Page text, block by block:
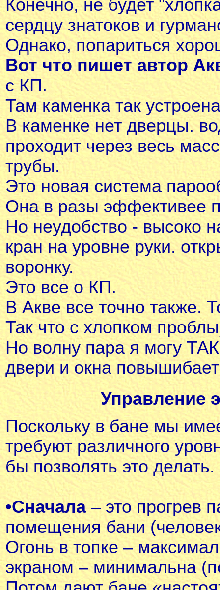
Конечно, не будет
сердцу знатоков и
Однако, попариться
Вот что пишет автор
с КП.
Там каменка так
В каменке нет дверцы.
проходит через весь
трубы.
Это новая система
Она в разы эффективее
Но неудобство - высоко
кран на уровне руки.
воронку.
Это все о КП.
В Акве все точно также.
Так что с хлопком
Но волну пара я могу
двери и окна
Управление
Поскольку в бане мы
требуют различного
бы позволять это делать.
•Сначала– это прогрев
помещения бани
Огонь в топке –
экраном – минимальна